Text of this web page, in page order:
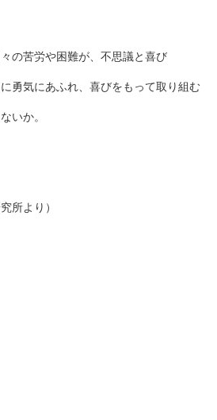
の苦労や困難が、不思議と喜び
勇気にあふれ、喜びをもって取り組む
いか。
所より）